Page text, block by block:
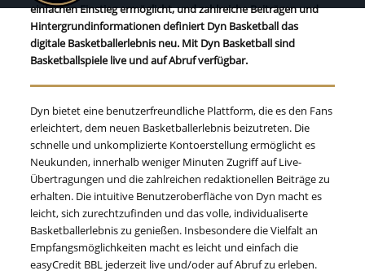
einfachen Einstieg ermöglicht, und zahlreiche Beiträgen und
Hintergrundinformationen definiert Dyn Basketball das
digitale Basketballerlebnis neu. Mit Dyn Basketball sind
Basketballspiele live und auf Abruf verfügbar.
Dyn bietet eine benutzerfreundliche Plattform, die es den Fans
erleichtert, dem neuen Basketballerlebnis beizutreten. Die
schnelle und unkomplizierte Kontoerstellung ermöglicht es
Neukunden, innerhalb weniger Minuten Zugriff auf Live-
Übertragungen und die zahlreichen redaktionellen Beiträge zu
erhalten. Die intuitive Benutzeroberfläche von Dyn macht es
leicht, sich zurechtzufinden und das volle, individualiserte
Basketballerlebnis zu genießen. Insbesondere die Vielfalt an
Empfangsmöglichkeiten macht es leicht und einfach die
easyCredit BBL jederzeit live und/oder auf Abruf zu erleben.